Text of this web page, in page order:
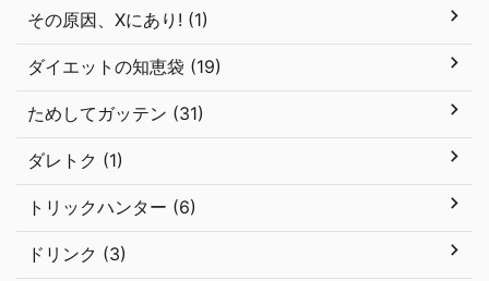
その原因、Xにあり! (1)
ダイエットの知恵袋 (19)
ためしてガッテン (31)
ダレトク (1)
トリックハンター (6)
ドリンク (3)